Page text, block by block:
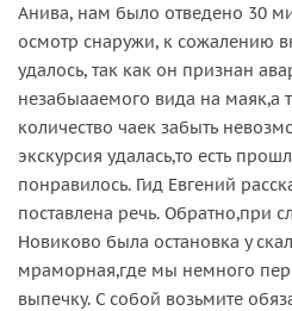
Анива, нам было отведено 30
осмотр снаружи, к сожалению
удалось, так как он признан
незабыааемого вида на маяк,а
количество чаек забыть
экскурсия удалась,то есть
понравилось. Гид Евгений
поставлена речь. Обратно,при
Новиково была остановка у
мраморная,где мы немного
выпечку. С собой возьмите